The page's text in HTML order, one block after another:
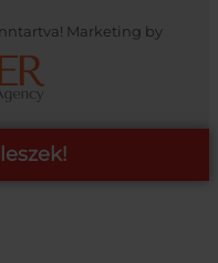
Marketing by